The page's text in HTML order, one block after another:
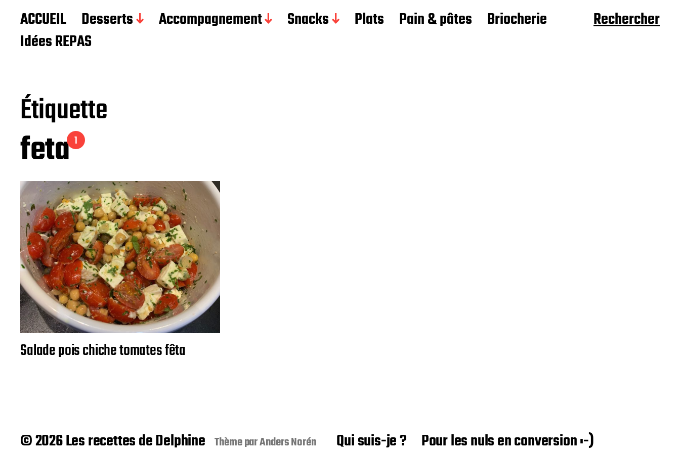
Les recettes de Delphine
ACCUEIL Desserts Accompagnement Snacks Plats Pain & pâtes
Briocherie
Idées REPAS
Rechercher
Étiquette
feta1
Salade pois chiche tomates fêta
© 2026 Les recettes de Delphine Thème parAnders Norén Qui suis-je ? Pour les nuls en conversion :-)